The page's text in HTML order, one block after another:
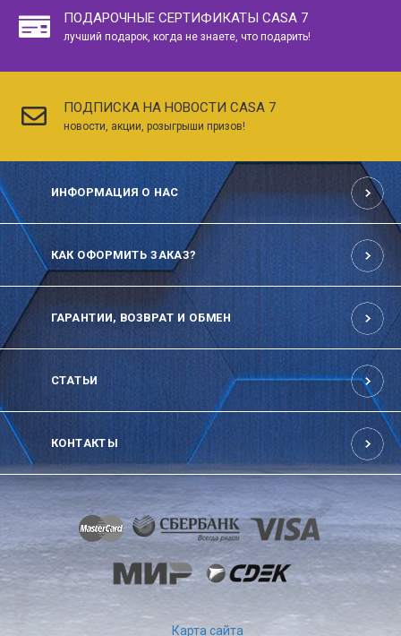
ПОДАРОЧНЫЕ СЕРТИФИКАТЫ CASA 7
лучший подарок, когда не знаете, что подарить!
ПОДПИСКА НА НОВОСТИ CASA 7
новости, акции, розыгрыши призов!
ИНФОРМАЦИЯ О НАС
КАК ОФОРМИТЬ ЗАКАЗ?
ГАРАНТИИ, ВОЗВРАТ И ОБМЕН
СТАТЬИ
КОНТАКТЫ
Карта сайта